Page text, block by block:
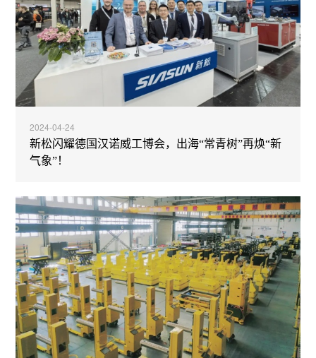
2024-04-24
新松闪耀德国汉诺威工博会，出海“常青树”再焕“新
气象”！